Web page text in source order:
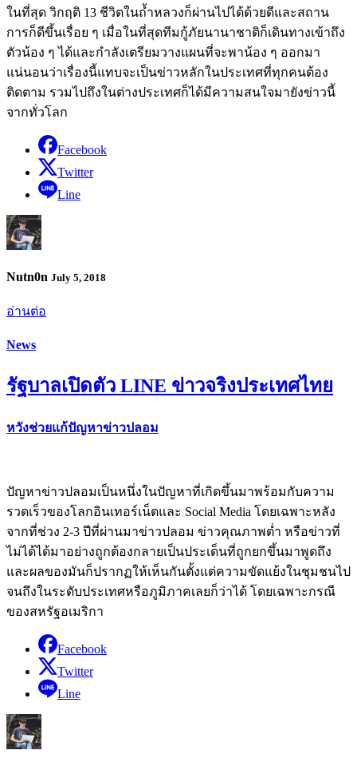
ในที่สุด วิกฤติ 13 ชีวิตในถ้ำหลวงก็ผ่านไปได้ด้วยดีและสถาน
การก็ดีขึ้นเรื่อย ๆ เมื่อในที่สุดทีมกู้ภัยนานาชาติก็เดินทางเข้าถึง
ตัวน้อง ๆ ได้และกำลังเตรียมวางแผนที่จะพาน้อง ๆ ออกมา
แน่นอนว่าเรื่องนี้แทบจะเป็นข่าวหลักในประเทศที่ทุกคนต้อง
ติดตาม รวมไปถึงในต่างประเทศก็ได้มีความสนใจมายังข่าวนี้
จากทั่วโลก
Facebook
Twitter
Line
Nutn0n July 5, 2018
อ่านต่อ
News
รัฐบาลเปิดตัว LINE ข่าวจริงประเทศไทย
หวังช่วยแก้ปัญหาข่าวปลอม
ปัญหาข่าวปลอมเป็นหนึ่งในปัญหาที่เกิดขึ้นมาพร้อมกับความ
รวดเร็วของโลกอินเทอร์เน็ตและ Social Media โดยเฉพาะหลัง
จากที่ช่วง 2-3 ปีที่ผ่านมาข่าวปลอม ข่าวคุณภาพต่ำ หรือข่าวที่
ไม่ได้ได้มาอย่างถูกต้องกลายเป็นประเด็นที่ถูกยกขึ้นมาพูดถึง
และผลของมันก็ปรากฏให้เห็นกันตั้งแต่ความขัดแย้งในชุมชนไป
จนถึงในระดับประเทศหรือภูมิภาคเลยก็ว่าได้ โดยเฉพาะกรณี
ของสหรัฐอเมริกา
Facebook
Twitter
Line